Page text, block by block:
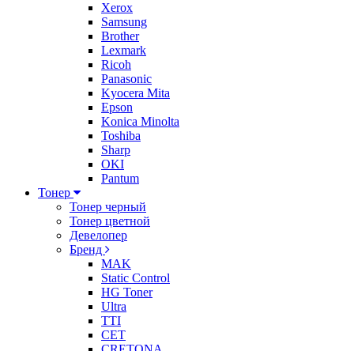
Xerox
Samsung
Brother
Lexmark
Ricoh
Panasonic
Kyocera Mita
Epson
Konica Minolta
Toshiba
Sharp
OKI
Pantum
Тонер
Тонер черный
Тонер цветной
Девелопер
Бренд
MAK
Static Control
HG Toner
Ultra
TTI
CET